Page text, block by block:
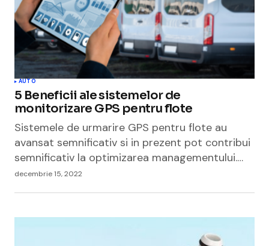
AUTO
5 Beneficii ale sistemelor de
monitorizare GPS pentru flote
Sistemele de urmarire GPS pentru flote au
avansat semnificativ si in prezent pot contribui
semnificativ la optimizarea managementului.…
decembrie 15, 2022